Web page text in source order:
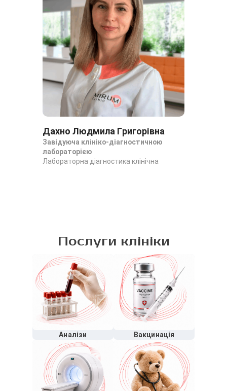
Дахно Людмила Григорівна
Завідуюча клініко-діагностичною
лабораторією
Лабораторна діагностика клінічна
Послуги клініки
Аналізи Вакцинація